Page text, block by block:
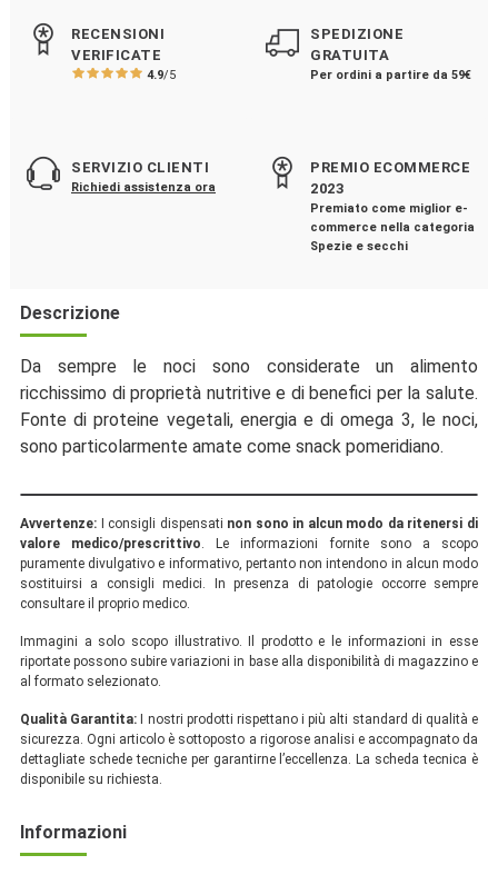
RECENSIONI
VERIFICATE
4.9/5
SPEDIZIONE
GRATUITA
Per ordini a partire da 59€
SERVIZIO CLIENTI
Richiedi assistenza ora
PREMIO ECOMMERCE
2023
Premiato come miglior e-
commerce nella categoria
Spezie e secchi
Descrizione
Da sempre le noci sono considerate un alimento
ricchissimo di proprietà nutritive e di benefici per la salute.
Fonte di proteine vegetali, energia e di omega 3, le noci,
sono particolarmente amate come snack pomeridiano.
Avvertenze: I consigli dispensati non sono in alcun modo da ritenersi di
valore medico/prescrittivo. Le informazioni fornite sono a scopo
puramente divulgativo e informativo, pertanto non intendono in alcun modo
sostituirsi a consigli medici. In presenza di patologie occorre sempre
consultare il proprio medico.
Immagini a solo scopo illustrativo. Il prodotto e le informazioni in esse
riportate possono subire variazioni in base alla disponibilità di magazzino e
al formato selezionato.
Qualità Garantita: I nostri prodotti rispettano i più alti standard di qualità e
sicurezza. Ogni articolo è sottoposto a rigorose analisi e accompagnato da
dettagliate schede tecniche per garantirne l’eccellenza. La scheda tecnica è
disponibile su richiesta.
Informazioni